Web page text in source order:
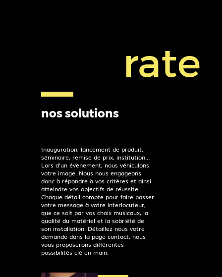
rate
nos solutions
Inauguration, lancement de produit,
séminaire, remise de prix, institution…
Lors d’un évènement, nous véhiculons
votre image. Nous nous engageons
donc à répondre à vos critères et ainsi
atteindre vos objectifs de réussite.
Chaque détail compte pour faire passer
votre message à votre interlocuteur,
que ce soit par vos choix musicaux, la
qualité du matériel et la sobriété de
son installation. Détaillez nous votre
demande dans la page contact, nous
vous proposerons différentes
possibilités clé en main.